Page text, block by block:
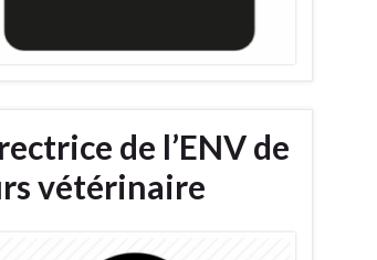
de l’ENV de
vétérinaire